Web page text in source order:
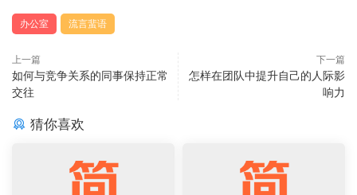
办公室 流言蜚语
上一篇
如何与竞争关系的同事保持正常
交往
下一篇
怎样在团队中提升自己的人际影
响力
猜你喜欢